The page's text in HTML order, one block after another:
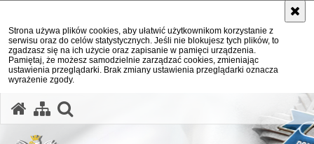
Strona używa plików cookies, aby ułatwić użytkownikom korzystanie z
serwisu oraz do celów statystycznych. Jeśli nie blokujesz tych plików, to
zgadzasz się na ich użycie oraz zapisanie w pamięci urządzenia.
Pamiętaj, że możesz samodzielnie zarządzać cookies, zmieniając
ustawienia przeglądarki. Brak zmiany ustawienia przeglądarki oznacza
wyrażenie zgody.